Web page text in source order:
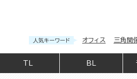
人気キーワード オフィス 三角関
BL